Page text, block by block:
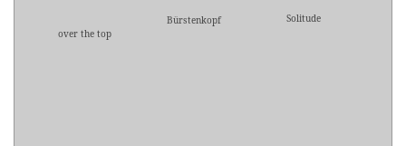
over the top
Bürstenkopf Solitude